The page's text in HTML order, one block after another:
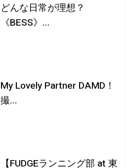
どんな日常が理想？
《BESS》...
My Lovely Partner DAMD！
撮...
【FUDGEランニング部 at 東